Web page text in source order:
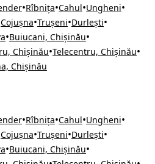
•Rîbnița•Cahul•Ungheni•
Cojușna•Trușeni•Durlești•
•Buiucani, Chișinău•
Chișinău•Telecentru, Chișinău•
Chișinău
•Rîbnița•Cahul•Ungheni•
Cojușna•Trușeni•Durlești•
•Buiucani, Chișinău•